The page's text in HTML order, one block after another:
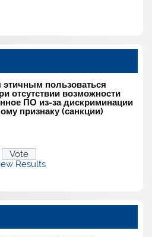
пользоваться
отсутствии возможности
ПО из-за дискриминации
признаку (санкции)
Results